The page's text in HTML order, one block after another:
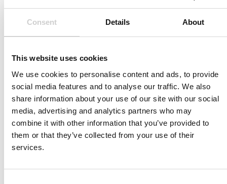
Consent Details About
This website uses cookies
We use cookies to personalise content and ads, to provide
social media features and to analyse our traffic. We also
share information about your use of our site with our social
media, advertising and analytics partners who may
combine it with other information that you’ve provided to
them or that they’ve collected from your use of their
services.
简单的两步法可对硅胶血管系统内的流体进行消
毒，保持自由流动，以实现最佳性能。
订购